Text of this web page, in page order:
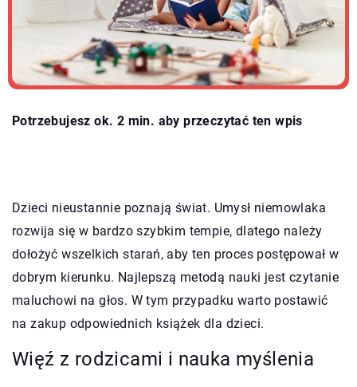
Potrzebujesz ok. 2 min. aby przeczytać ten wpis
Dzieci nieustannie poznają świat. Umysł niemowlaka
rozwija się w bardzo szybkim tempie, dlatego należy
dołożyć wszelkich starań, aby ten proces postępował w
dobrym kierunku. Najlepszą metodą nauki jest czytanie
maluchowi na głos. W tym przypadku warto postawić
na zakup odpowiednich książek dla dzieci.
Więź z rodzicami i nauka myślenia